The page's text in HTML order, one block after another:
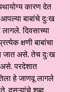
कारण देत
बाबांचे दुःख
दिवसाच्या
क्षणी बाबांचा
जात असे. तेच दुःख
परदेशात
हे जाणवू लागले